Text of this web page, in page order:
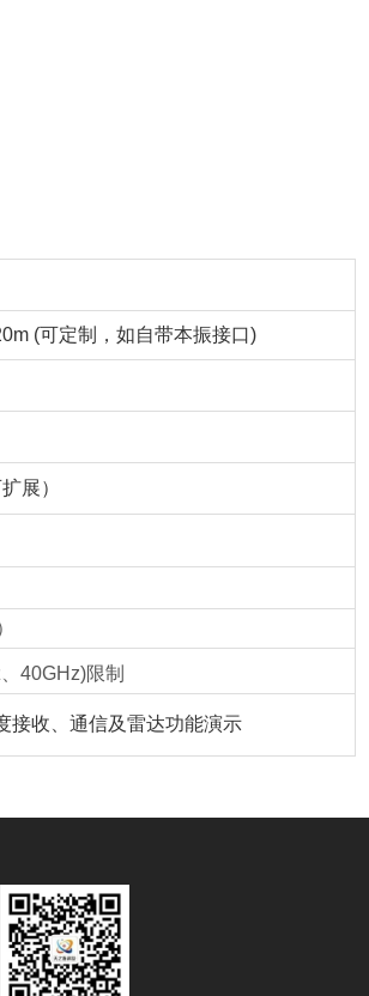
(可定制，如自带本振接口)
展）
40GHz)限制
接收、通信及雷达功能演示